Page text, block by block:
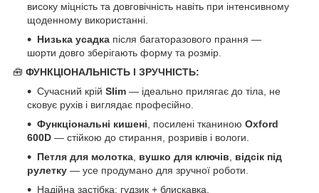
високу міцність та довговічність навіть при інтенсивному
щоденному використанні.
Низька усадка після багаторазового прання —
шорти довго зберігають форму та розмір.
🧰 ФУНКЦІОНАЛЬНІСТЬ І ЗРУЧНІСТЬ:
Сучасний крій Slim — ідеально прилягає до тіла, не
сковує рухів і виглядає професійно.
Функціональні кишені, посилені тканиною Oxford
600D — стійкою до стирання, розривів і вологи.
Петля для молотка, вушко для ключів, відсік під
рулетку — усе продумано для зручної роботи.
Надійна застібка: гудзик + блискавка.